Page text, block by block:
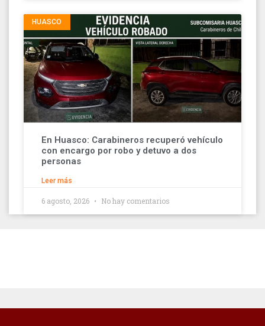
HUASCO
En Huasco: Carabineros recuperó vehículo
con encargo por robo y detuvo a dos
personas
Leer más
6 agosto, 2026 No hay comentarios